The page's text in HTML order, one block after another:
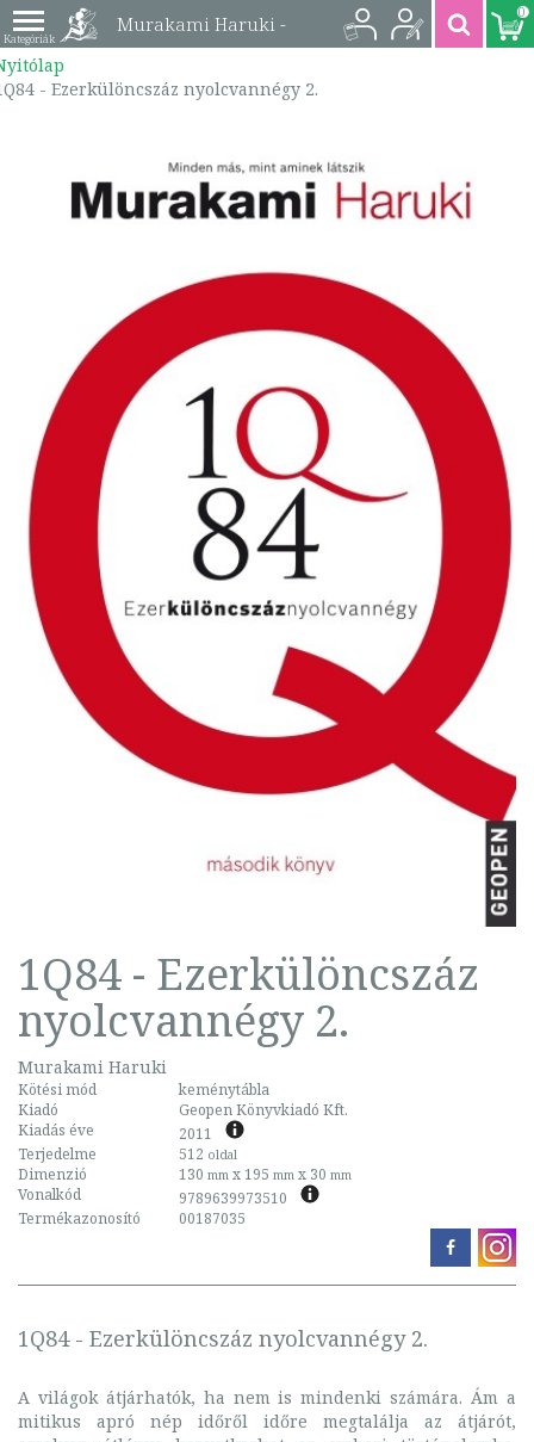
Murakami Haruki -
9789639973510
0
- Ezerkülöncszáz nyolcvannégy 2.
1Q84 - Ezerkülöncszáz
nyolcvannégy 2.
Murakami Haruki
Kötési mód
keménytábla
Kiadó
Geopen Könyvkiadó Kft.
Kiadás éve
2011
Terjedelme
512 oldal
Dimenzió 130 mm x 195 mm x 30 mm
Vonalkód
9789639973510
Termékazonosító
00187035
1Q84 - Ezerkülöncszáz nyolcvannégy 2.
A világok átjárhatók, ha nem is mindenki számára. Ám a
mitikus apró nép időről időre megtalálja az átjárót,